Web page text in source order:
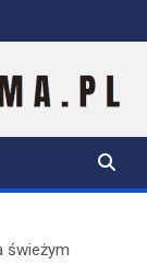
świeżym